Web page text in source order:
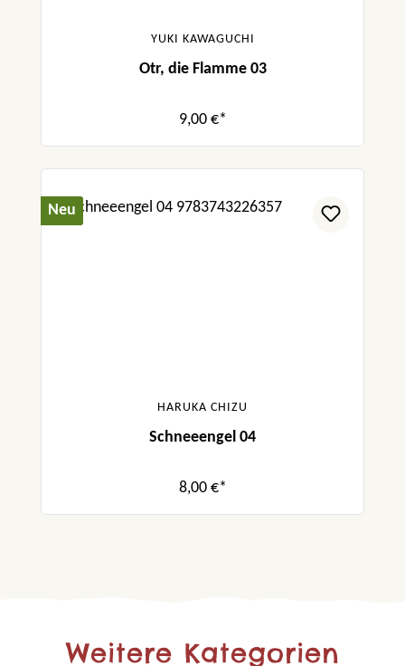
YUKI KAWAGUCHI
Otr, die Flamme 03
9,00 €*
Neu
HARUKA CHIZU
Schneeengel 04
8,00 €*
Weitere Kategorien